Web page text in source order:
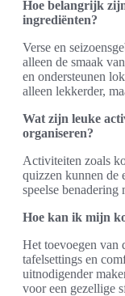
Hoe belangrijk
ingrediënten?
Verse en
alleen de smaak
en ondersteunen
alleen lekkerder,
Wat zijn leuke
organiseren?
Activiteiten zoals
quizzen kunnen de
speelse benadering
Hoe kan ik mijn
Het toevoegen van
tafelsettings en
uitnodigender
voor een gezellige